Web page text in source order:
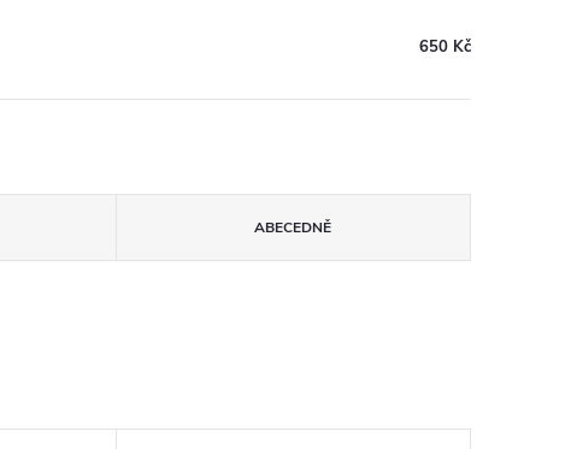
650 Kč
ABECEDNĚ